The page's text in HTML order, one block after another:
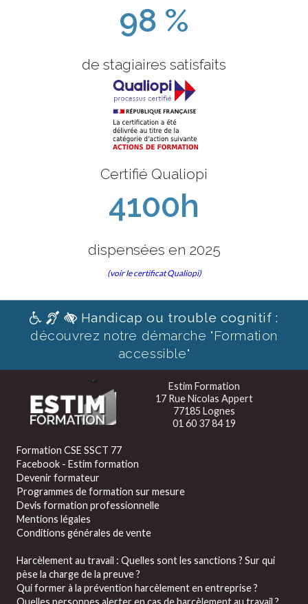
98 %
de stagiaires satisfaits
Certifié Qualiopi
4100h
dispensées en 2025
(voir le certificat Qualiopi)
Handicap ou trouble cognitif :
découvrez notre démarche "Formation
accessible"
Estim Formation
17 Rue Nicolas Appert
77185 Lognes
01 60 37 84 19
Formation CSE SSCT 77
Facebook - Estim formation
Devenir formateur
Programmes de formation sur mesure
Devis formation professionnelle
Mentions légales
Conditions générales de vente
Harcèlement au travail : Quelles sont les sanctions ? Sur qui
pèse la charge de la preuve ?
Qui former à la prévention harcèlement en entreprise ?